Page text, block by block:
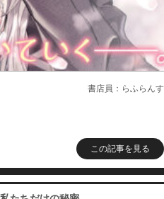
書店員：らふらんす
この記事を見る